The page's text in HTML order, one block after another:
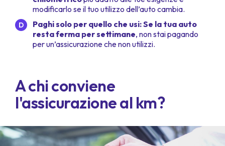
modificarlo se il tuo utilizzo dell’auto cambia.
Paghi solo per quello che usi: Se la tua auto
resta ferma per settimane, non stai pagando
per un’assicurazione che non utilizzi.
A chi conviene
l'assicurazione al km?